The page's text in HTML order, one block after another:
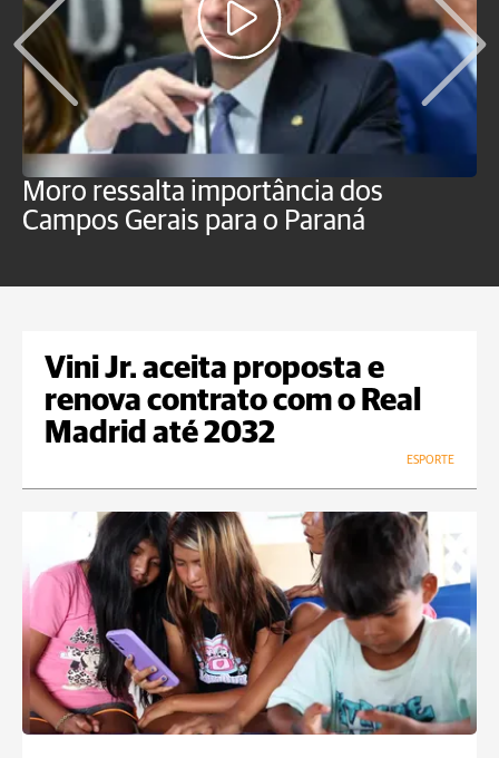
Moro ressalta importância dos
Campos Gerais para o Paraná
Vini Jr. aceita proposta e
renova contrato com o Real
Madrid até 2032
ESPORTE